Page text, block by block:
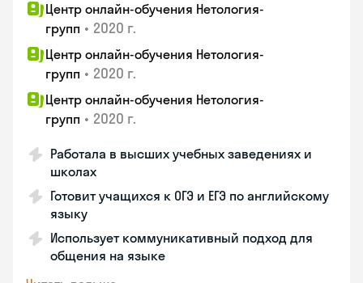
Центр онлайн-обучения Нетология-
групп • 2020 г.
Центр онлайн-обучения Нетология-
групп • 2020 г.
Центр онлайн-обучения Нетология-
групп • 2020 г.
Работала в высших учебных заведениях и
школах
Готовит учащихся к ОГЭ и ЕГЭ по английскому
языку
Использует коммуникативный подход для
общения на языке